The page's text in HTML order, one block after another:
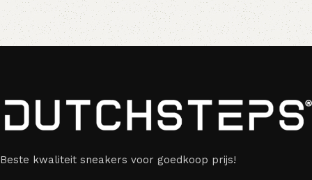
Beste kwaliteit sneakers voor goedkoop prijs!